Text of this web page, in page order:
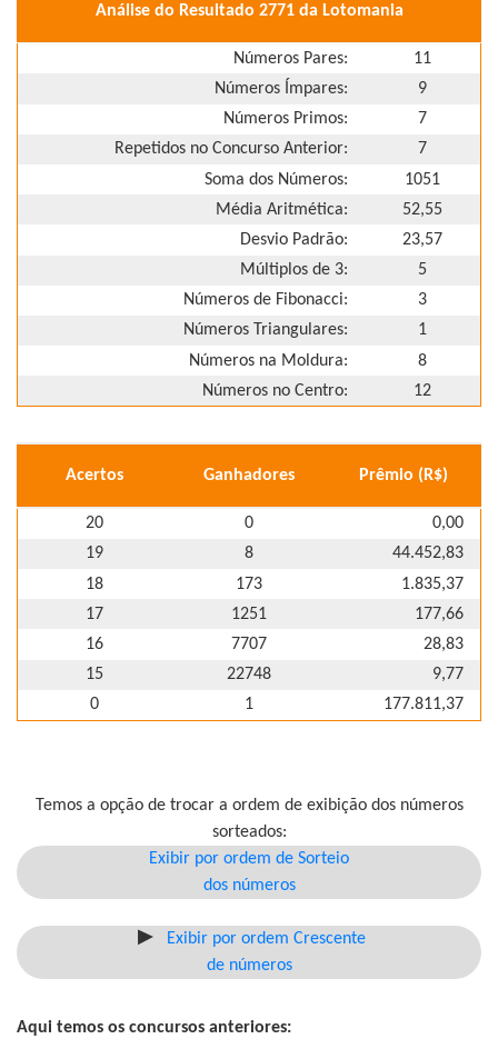
Análise do Resultado 2771 da Lotomania
Números Pares:
11
Números Ímpares:
9
Números Primos:
7
Repetidos no Concurso Anterior:
7
Soma dos Números:
1051
Média Aritmética:
52,55
Desvio Padrão:
23,57
Múltiplos de 3:
5
Números de Fibonacci:
3
Números Triangulares:
1
Números na Moldura:
8
Números no Centro:
12
Acertos Ganhadores Prêmio (R$)
20 0
0,00
19
8
44.452,83
18
173
1.835,37
17
1251
177,66
16
7707
28,83
15
22748
9,77
0
1 177.811,37
Temos a opção de trocar a ordem de exibição dos números
sorteados:
Exibir por ordem de Sorteio
dos números
Exibir por ordem Crescente
de números
Aqui temos os concursos anteriores: